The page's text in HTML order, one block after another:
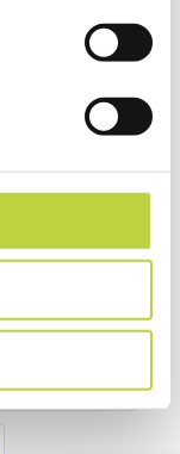
kääntösäde
kytkentä
Kerääjän koko 240L